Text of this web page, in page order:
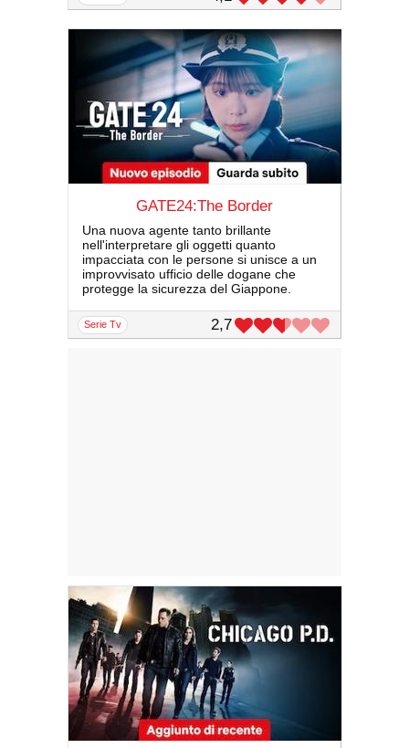
GATE24:The Border
Una nuova agente tanto brillante
nell'interpretare gli oggetti quanto
impacciata con le persone si unisce a un
improvvisato ufficio delle dogane che
protegge la sicurezza del Giappone.
serie Tv 2,7